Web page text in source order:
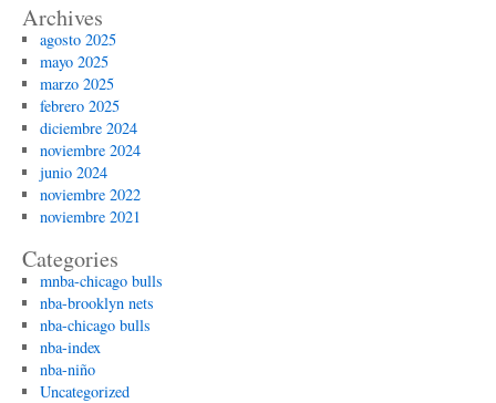
Archives
agosto 2025
mayo 2025
marzo 2025
febrero 2025
diciembre 2024
noviembre 2024
junio 2024
noviembre 2022
noviembre 2021
Categories
mnba-chicago bulls
nba-brooklyn nets
nba-chicago bulls
nba-index
nba-niño
Uncategorized